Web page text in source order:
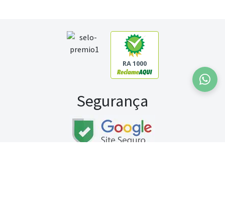
RA 1000
Segurança